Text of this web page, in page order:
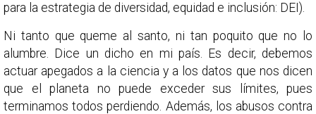
para la estrategia de diversidad, equidad e inclusión: DEI).
Ni tanto que queme al santo, ni tan poquito que no lo
alumbre. Dice un dicho en mi país. Es decir, debemos
actuar apegados a la ciencia y a los datos que nos dicen
que el planeta no puede exceder sus límites, pues
terminamos todos perdiendo. Además, los abusos contra